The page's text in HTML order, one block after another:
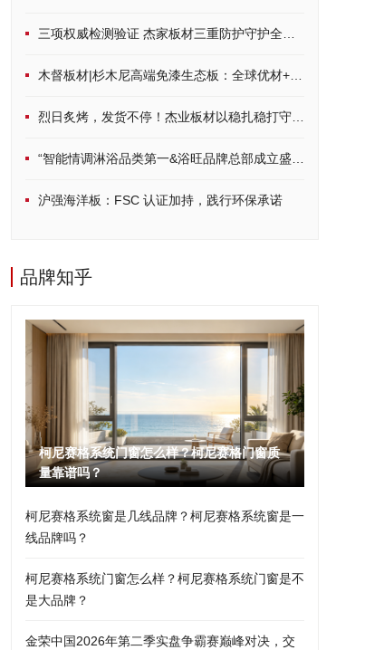
三项权威检测验证 杰家板材三重防护守护全周期居家健康
木督板材|杉木尼高端免漆生态板：全球优材+环保科技，定制品质家居
烈日炙烤，发货不停！杰业板材以稳扎稳打守护品质承诺
“智能情调淋浴品类第一&浴旺品牌总部成立盛典”隆重启幕， 8月8日
沪强海洋板：FSC 认证加持，践行环保承诺
品牌知乎
柯尼赛格系统门窗怎么样？柯尼赛格门窗质
量靠谱吗？
柯尼赛格系统窗是几线品牌？柯尼赛格系统窗是一
线品牌吗？
柯尼赛格系统门窗怎么样？柯尼赛格系统门窗是不
是大品牌？
金荣中国2026年第二季实盘争霸赛巅峰对决，交